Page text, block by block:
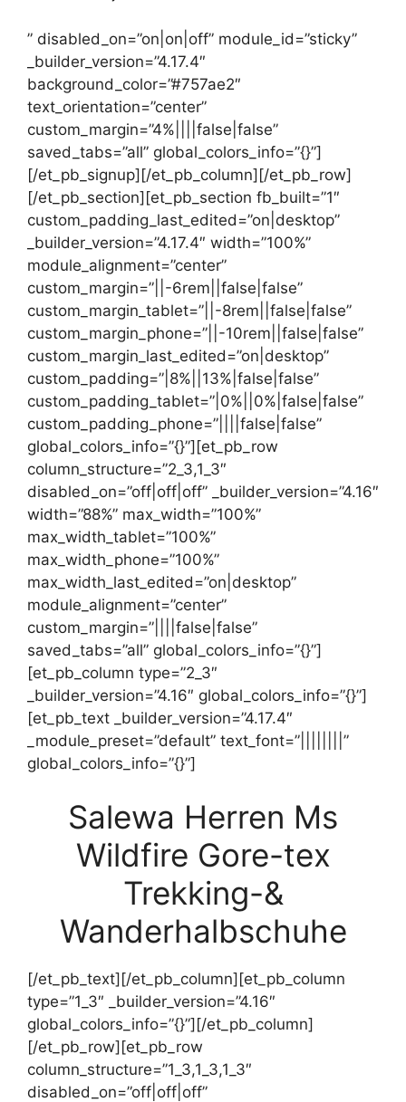
” disabled_on=”on|on|off” module_id=”sticky”
_builder_version=”4.17.4″
background_color=”#757ae2″
text_orientation=”center”
custom_margin=”4%||||false|false”
saved_tabs=”all” global_colors_info=”{}”]
[/et_pb_signup][/et_pb_column][/et_pb_row]
[/et_pb_section][et_pb_section fb_built=”1″
custom_padding_last_edited=”on|desktop”
_builder_version=”4.17.4″ width=”100%”
module_alignment=”center”
custom_margin=”||-6rem||false|false”
custom_margin_tablet=”||-8rem||false|false”
custom_margin_phone=”||-10rem||false|false”
custom_margin_last_edited=”on|desktop”
custom_padding=”|8%||13%|false|false”
custom_padding_tablet=”|0%||0%|false|false”
custom_padding_phone=”||||false|false”
global_colors_info=”{}”][et_pb_row
column_structure=”2_3,1_3″
disabled_on=”off|off|off” _builder_version=”4.16″
width=”88%” max_width=”100%”
max_width_tablet=”100%”
max_width_phone=”100%”
max_width_last_edited=”on|desktop”
module_alignment=”center”
custom_margin=”||||false|false”
saved_tabs=”all” global_colors_info=”{}”]
[et_pb_column type=”2_3″
_builder_version=”4.16″ global_colors_info=”{}”]
[et_pb_text _builder_version=”4.17.4″
_module_preset=”default” text_font=”||||||||”
global_colors_info=”{}”]
Salewa Herren Ms
Wildfire Gore-tex
Trekking-&
Wanderhalbschuhe
[/et_pb_text][/et_pb_column][et_pb_column
type=”1_3″ _builder_version=”4.16″
global_colors_info=”{}”][/et_pb_column]
[/et_pb_row][et_pb_row
column_structure=”1_3,1_3,1_3″
disabled_on=”off|off|off”